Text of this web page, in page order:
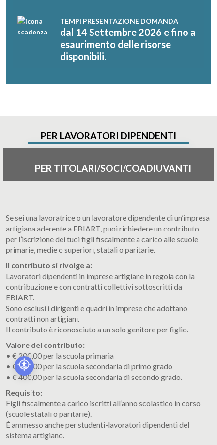
TEMPI PRESENTAZIONE DOMANDA
dal 14 Settembre 2026 e fino a
esaurimento delle risorse
disponibili.
PER LAVORATORI DIPENDENTI
PER TITOLARI/SOCI/COADIUVANTI
Se sei una lavoratrice o un lavoratore dipendente di un’impresa
artigiana aderente a EBIART, puoi richiedere un contributo
per l’iscrizione dei tuoi figli fiscalmente a carico alle scuole
primarie, medie o superiori, statali o paritarie.
Il contributo si rivolge a:
Lavoratori dipendenti in imprese artigiane in regola con la
contribuzione e con contratti collettivi sottoscritti da
EBIART.
Sono esclusi i dirigenti e quadri in imprese che adottano
contratti non artigiani.
Il contributo è riconosciuto a un solo genitore per figlio.
Valore del contributo:
• € 200,00per la scuola primaria
• €250,00per la scuola secondaria di primo grado
• €400,00per la scuola secondaria di secondo grado.
Requisito:
Figli fiscalmente a carico iscritti all’anno scolastico in corso
(scuole statali o paritarie).
È ammesso anche per studenti-lavoratori dipendenti del
sistema artigiano.